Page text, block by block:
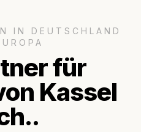
IN DEUTSCHLAND
für
Kassel